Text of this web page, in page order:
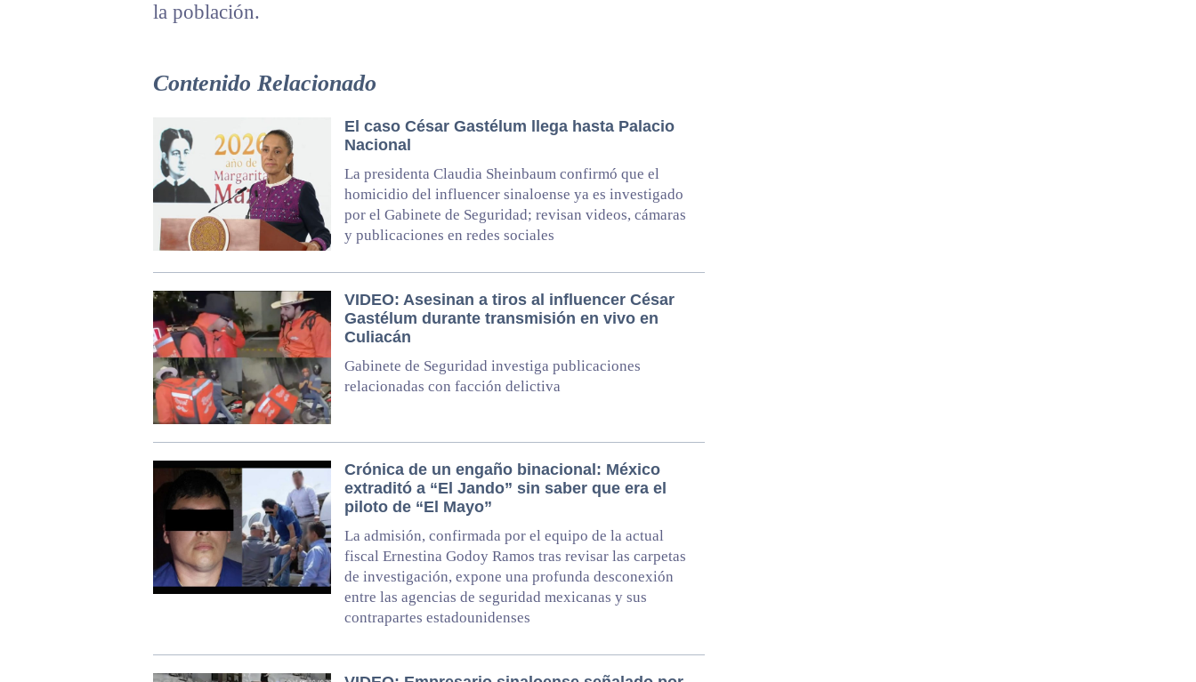
la población.
Contenido Relacionado
El caso César Gastélum llega hasta Palacio
Nacional
La presidenta Claudia Sheinbaum confirmó que el
homicidio del influencer sinaloense ya es investigado
por el Gabinete de Seguridad; revisan videos, cámaras
y publicaciones en redes sociales
VIDEO: Asesinan a tiros al influencer César
Gastélum durante transmisión en vivo en
Culiacán
Gabinete de Seguridad investiga publicaciones
relacionadas con facción delictiva
Crónica de un engaño binacional: México
extraditó a “El Jando” sin saber que era el
piloto de “El Mayo”
La admisión, confirmada por el equipo de la actual
fiscal Ernestina Godoy Ramos tras revisar las carpetas
de investigación, expone una profunda desconexión
entre las agencias de seguridad mexicanas y sus
contrapartes estadounidenses